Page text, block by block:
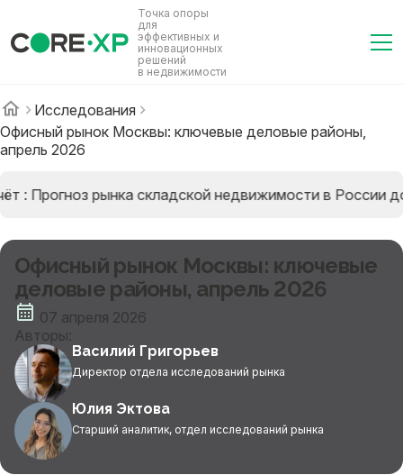
Точка опоры
для
эффективных и
инновационных
решений
в недвижимости
Исследования
Офисный рынок Москвы: ключевые деловые районы,
апрель 2026
: Прогноз рынка складской недвижимости в России
Офисный рынок Москвы: ключевые
деловые районы, апрель 2026
07 апреля 2026
Авторы:
Василий Григорьев
Директор отдела исследований рынка
Юлия Эктова
Старший аналитик, отдел исследований рынка